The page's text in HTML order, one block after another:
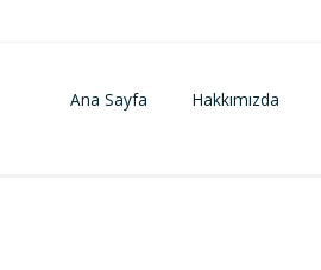
Ana Sayfa Hakkımızda